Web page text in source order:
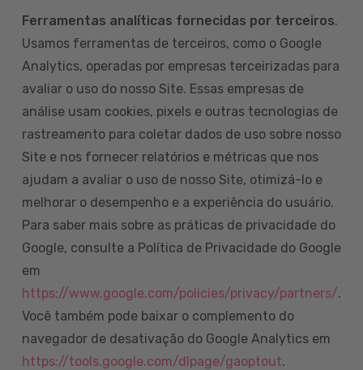
Ferramentas analíticas fornecidas por terceiros.
Usamos ferramentas de terceiros, como o Google
Analytics, operadas por empresas terceirizadas para
avaliar o uso do nosso Site. Essas empresas de
análise usam cookies, pixels e outras tecnologias de
rastreamento para coletar dados de uso sobre nosso
Site e nos fornecer relatórios e métricas que nos
ajudam a avaliar o uso de nosso Site, otimizá-lo e
melhorar o desempenho e a experiência do usuário.
Para saber mais sobre as práticas de privacidade do
Google, consulte a Política de Privacidade do Google
em
https://www.google.com/policies/privacy/partners/.
Você também pode baixar o complemento do
navegador de desativação do Google Analytics em
https://tools.google.com/dlpage/gaoptout.